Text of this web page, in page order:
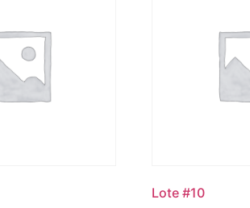
Lote #10